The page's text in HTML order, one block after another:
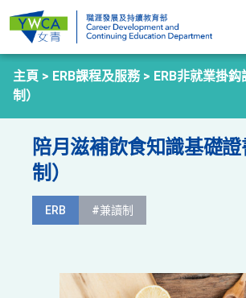
主頁 > ERB課程及服務 > ERB非就業掛
制）
陪月滋補飲食知識基礎
制）
ERB #兼讀制